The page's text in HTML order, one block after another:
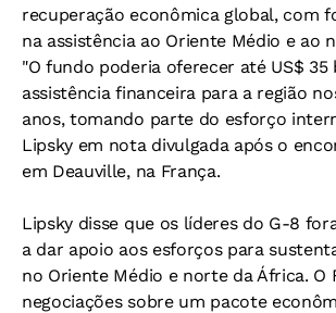
recuperação econômica global, com
na assistência ao Oriente Médio e ao
"O fundo poderia oferecer até US$ 35
assistência financeira para a região
anos, tomando parte do esforço
Lipsky em nota divulgada após o
em Deauville, na França.
Lipsky disse que os líderes do G-8
a dar apoio aos esforços para
no Oriente Médio e norte da África. O
negociações sobre um pacote